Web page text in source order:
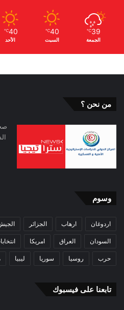
39
℃
الجمعة
40
℃
السبت
40
℃
الأحد
من نحن ؟
وسوم
اردوغان ارهاب الجزائر
السودان العراق امريكا
حرب روسيا سوريا ليبيا
تابعنا على فيسبوك